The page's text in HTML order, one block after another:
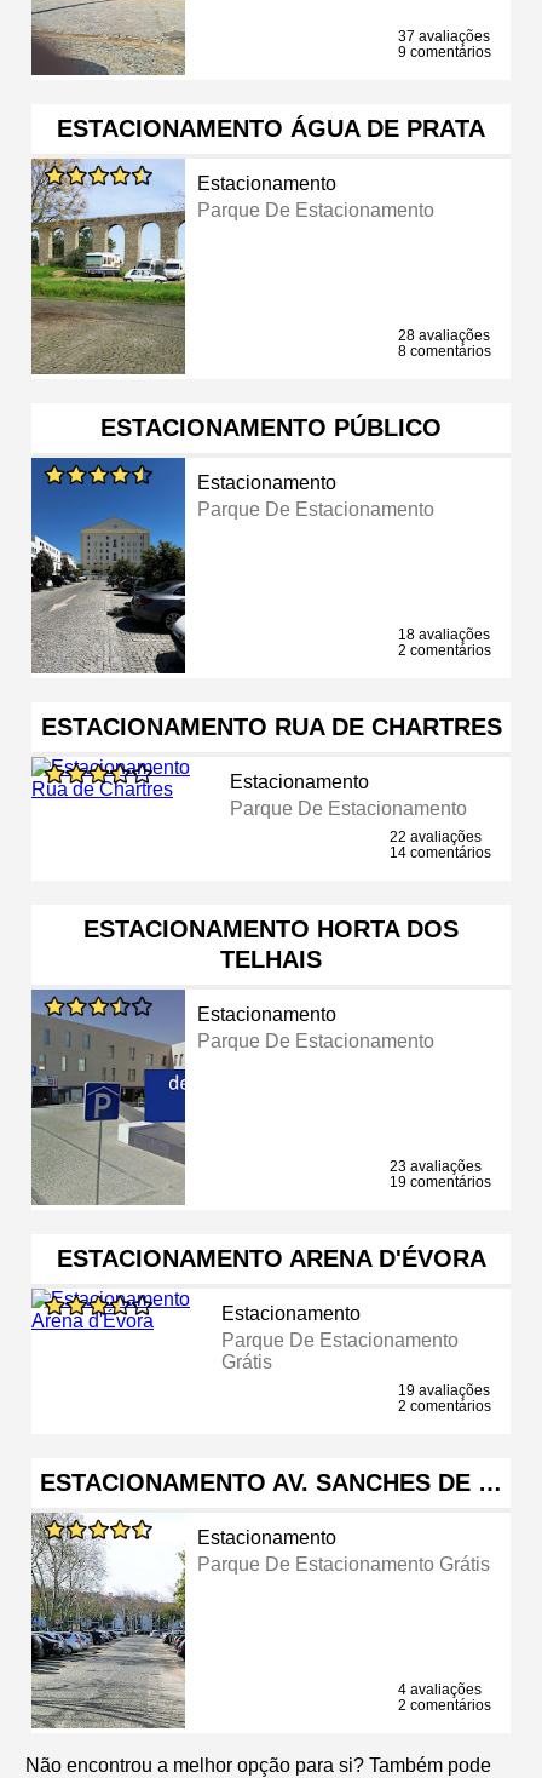
37 avaliações
9 comentários
ESTACIONAMENTO ÁGUA DE PRATA
Estacionamento
Parque De Estacionamento
28 avaliações
8 comentários
ESTACIONAMENTO PÚBLICO
Estacionamento
Parque De Estacionamento
18 avaliações
2 comentários
ESTACIONAMENTO RUA DE CHARTRES
Estacionamento
Parque De Estacionamento
22 avaliações
14 comentários
ESTACIONAMENTO HORTA DOS
TELHAIS
Estacionamento
Parque De Estacionamento
23 avaliações
19 comentários
ESTACIONAMENTO ARENA D'ÉVORA
Estacionamento
Parque De Estacionamento
Grátis
19 avaliações
2 comentários
ESTACIONAMENTO AV. SANCHES DE …
Estacionamento
Parque De Estacionamento Grátis
4 avaliações
2 comentários
Não encontrou a melhor opção para si? Também pode